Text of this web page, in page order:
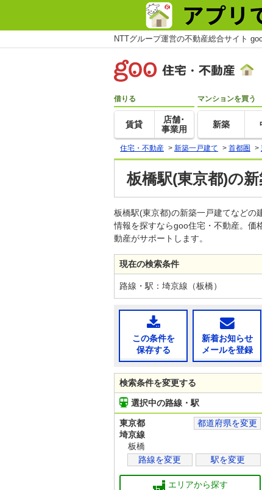
NTTグループ運営の不動産総合サイト
借りる
賃貸
店舗･
事業用
マンションを買う
新築
住宅・不動産 > 新築一戸建て > 首都圏 >
板橋駅(東京都)の
板橋駅(東京都)の新築一戸建てなどの
情報を探すならgoo住宅・不動産。価
動産がサポートします。
現在の検索条件
路線・駅：埼京線（板橋）
この条件を
保存する
新着お知らせ
メールを登録
検索条件を変更する
選択中の路線・駅
東京都
都道府県を変更
埼京線
板橋
路線を変更
駅を変更
エリアから探す